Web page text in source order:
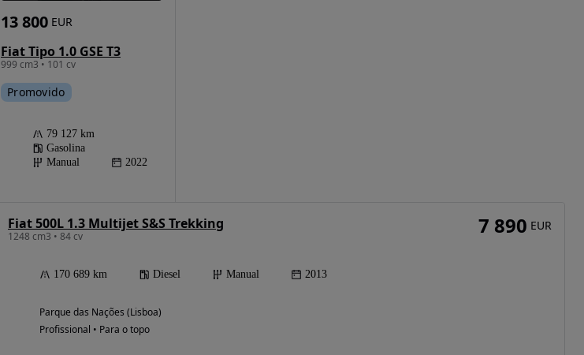
Fiat Tipo 1.0 GSE T3
999 cm3 • 101 cv
13 800 EUR
Promovido
79 127 km
Gasolina
Manual
2022
Fiat 500L 1.3 Multijet S&S Trekking
1248 cm3 • 84 cv
170 689 km Diesel Manual 2013
Parque das Nações (Lisboa)
Profissional • Para o topo
7 890 EUR